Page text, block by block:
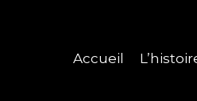
Accueil